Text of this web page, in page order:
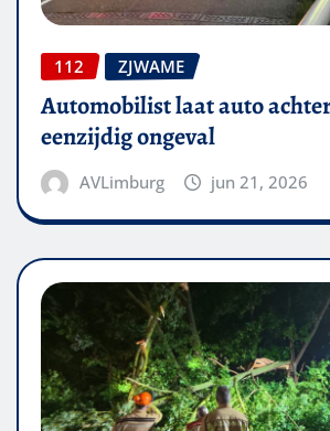
112 ZJWAME
Automobilist laat auto
eenzijdig ongeval
AVLimburg jun 21, 2026